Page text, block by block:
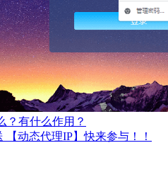
？有什么作用？
【动态代理IP】快来参与！！